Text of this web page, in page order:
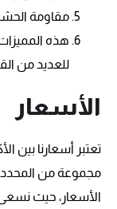
مقاومة
هذه
للعديد من
الأسعار
تعتبر أسعارنا بين
مجموعة من المحددات
الأسعار، حيث